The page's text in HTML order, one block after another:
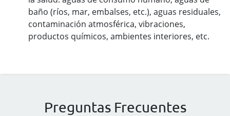
baño (ríos, mar, embalses, etc.), aguas residuales,
contaminación atmosférica, vibraciones,
productos químicos, ambientes interiores, etc.
Preguntas Frecuentes